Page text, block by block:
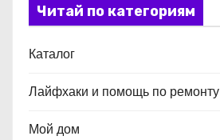
Читай по категориям
Каталог
Лайфхаки и помощь по ремонту
Мой дом